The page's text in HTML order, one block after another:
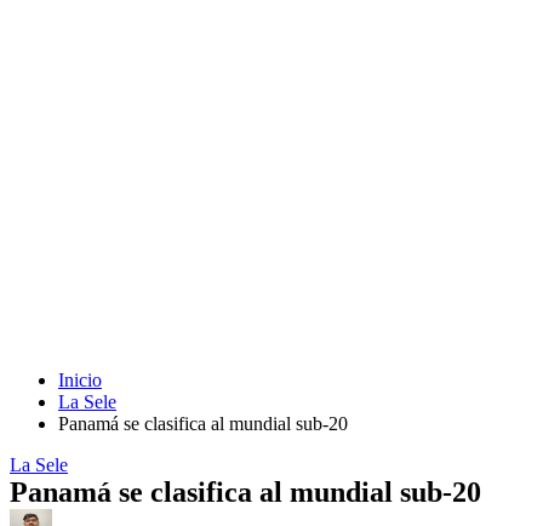
Inicio
La Sele
Panamá se clasifica al mundial sub-20
La Sele
Panamá se clasifica al mundial sub-20